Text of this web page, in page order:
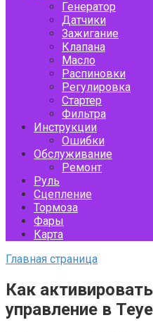
Генератор
Датчики
Зажигание
Клапана
Масло
Распиновки
Регулировка
Стартер
Фильтра
Инструкции
Ошибки
Обслуживание
Ремонт
Руль
Сцепление
Тормоза
Фары
Карта
Главная страница
Как
управление в